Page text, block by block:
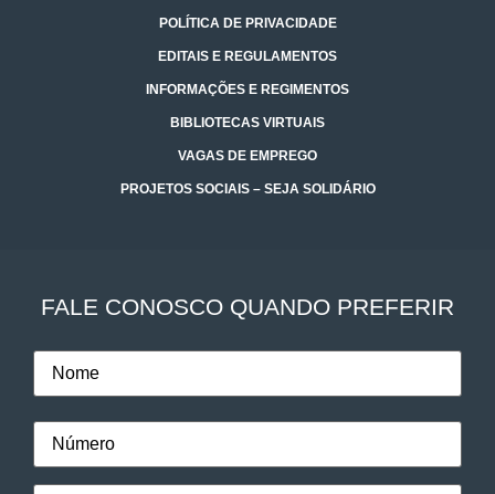
POLÍTICA DE PRIVACIDADE
EDITAIS E REGULAMENTOS
INFORMAÇÕES E REGIMENTOS
BIBLIOTECAS VIRTUAIS
VAGAS DE EMPREGO
PROJETOS SOCIAIS – SEJA SOLIDÁRIO
FALE CONOSCO QUANDO PREFERIR